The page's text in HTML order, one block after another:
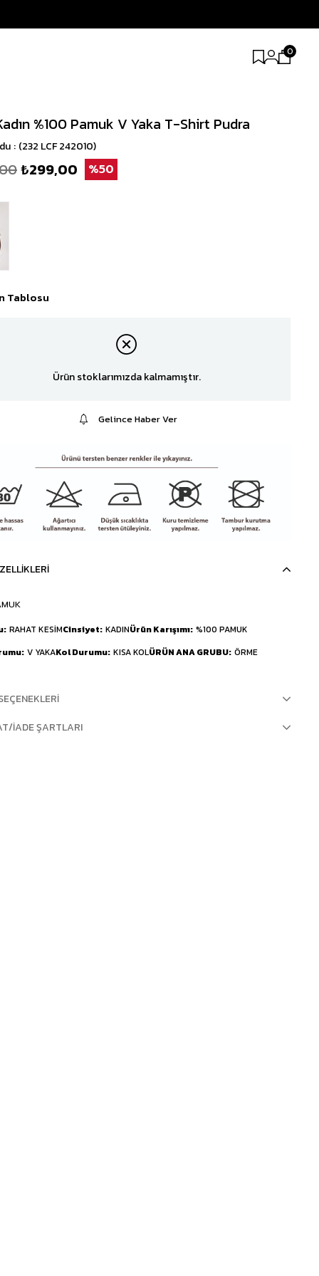
0
%100 Pamuk V Yaka T-Shirt Pudra
(232 LCF 242010)
₺299,00 50
Tablosu
Ürün stoklarımızda kalmamıştır.
Gelince Haber Ver
RAHAT KESİMCinsiyet KADINÜrün Karışımı %100 PAMUK
V YAKAKol Durumu KISA KOLÜRÜN ANA GRUBU ÖRME
İADE ŞARTLARI